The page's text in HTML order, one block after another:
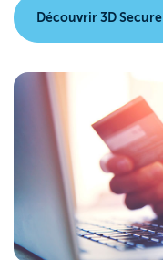
Découvrir 3D Secure